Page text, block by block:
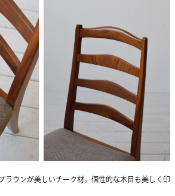
ラウンが美しいチーク材。個性的な木目も美しく印